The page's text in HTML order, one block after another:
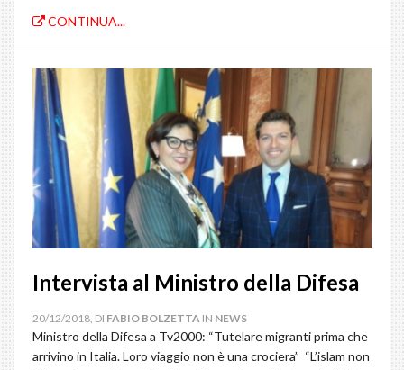
CONTINUA...
Intervista al Ministro della Difesa
20/12/2018, DI FABIO BOLZETTA IN NEWS
Ministro della Difesa a Tv2000: “Tutelare migranti prima che
arrivino in Italia. Loro viaggio non è una crociera” “L’islam non